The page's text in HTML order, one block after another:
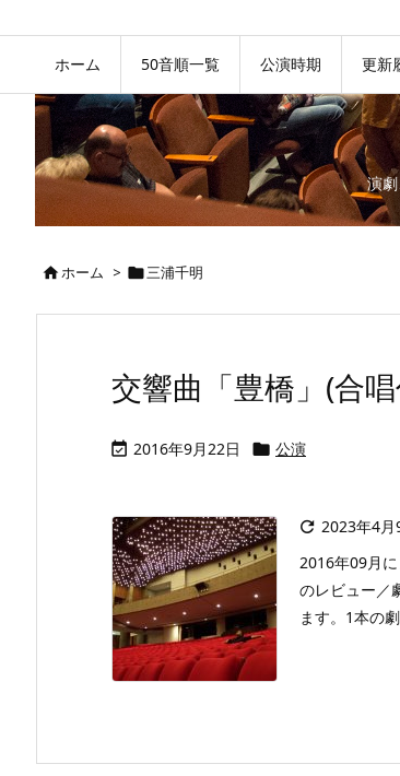
ホーム 50音順一覧 公演時期 更新
演
ホーム > 三浦千明
交響曲「豊橋」(合
 2016年9月22日  公演
 2023年4月
2016年09月
のレビュー／
ます。1本の